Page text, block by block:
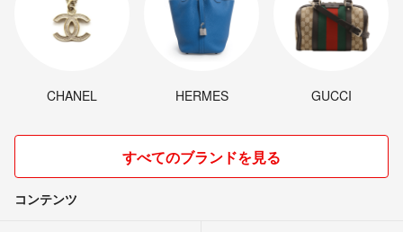
CHANEL HERMES GUCCI
すべてのブランドを見る
コンテンツ